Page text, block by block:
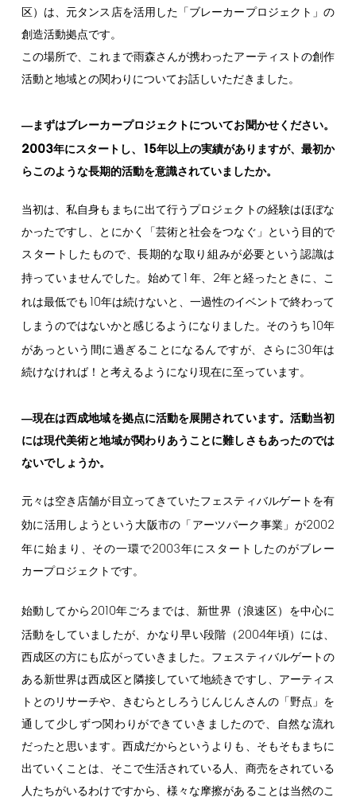
区）は、元タンス店を活用した「ブレーカープロジェクト」の
創造活動拠点です。
この場所で、これまで雨森さんが携わったアーティストの創作
活動と地域との関わりについてお話しいただきました。
―まずはブレーカープロジェクトについてお聞かせください。
2003年にスタートし、 15年以上の実績がありますが、最初か
らこのような長期的活動を意識されていましたか。
当初は、私自身もまちに出て行うプロジェクトの経験はほぼな
かったですし、とにかく「芸術と社会をつなぐ」という目的で
スタートしたもので、長期的な取り組みが必要という認識は
持っていませんでした。始めて1 年、 2年と経ったときに、こ
れは最低でも 10年は続けないと、一過性のイベントで終わって
しまうのではないかと感じるようになりました。そのうち10年
があっという間に過ぎることになるんですが、さらに30年は
続けなければ！と考えるようになり現在に至っています。
―現在は西成地域を拠点に活動を展開されています。活動当初
には現代美術と地域が関わりあうことに難しさもあったのでは
ないでしょうか。
元々は空き店舗が目立ってきていたフェスティバルゲートを有
効に活用しようという大阪市の「アーツパーク事業」が2002
年に始まり、その一環で2003年にスタートしたのがブレー
カープロジェクトです。
始動してから 2010年ごろまでは、新世界（浪速区）を中心に
活動をしていましたが、かなり早い段階（2004年頃）には、
西成区の方にも広がっていきました。フェスティバルゲートの
ある新世界は西成区と隣接していて地続きですし、アーティス
トとのリサーチや、きむらとしろうじんじんさんの「野点」を
通して少しずつ関わりができていきましたので、自然な流れ
だったと思います。西成だからというよりも、そもそもまちに
出ていくことは、そこで生活されている人、商売をされている
人たちがいるわけですから、様々な摩擦があることは当然のこ